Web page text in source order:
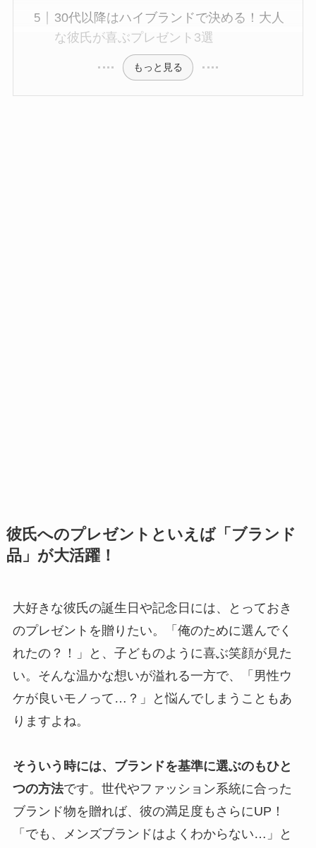
30代以降はハイブランドで決める！大人
な彼氏が喜ぶプレゼント3選
もっと見る
彼氏へのプレゼントといえば「ブランド
品」が大活躍！
大好きな彼氏の誕生日や記念日には、とっておき
のプレゼントを贈りたい。「俺のために選んでく
れたの？！」と、子どものように喜ぶ笑顔が見た
い。そんな温かな想いが溢れる一方で、「男性ウ
ケが良いモノって…？」と悩んでしまうこともあ
りますよね。
そういう時には、ブランドを基準に選ぶのもひと
つの方法です。世代やファッション系統に合った
ブランド物を贈れば、彼の満足度もさらにUP！
「でも、メンズブランドはよくわからない…」と